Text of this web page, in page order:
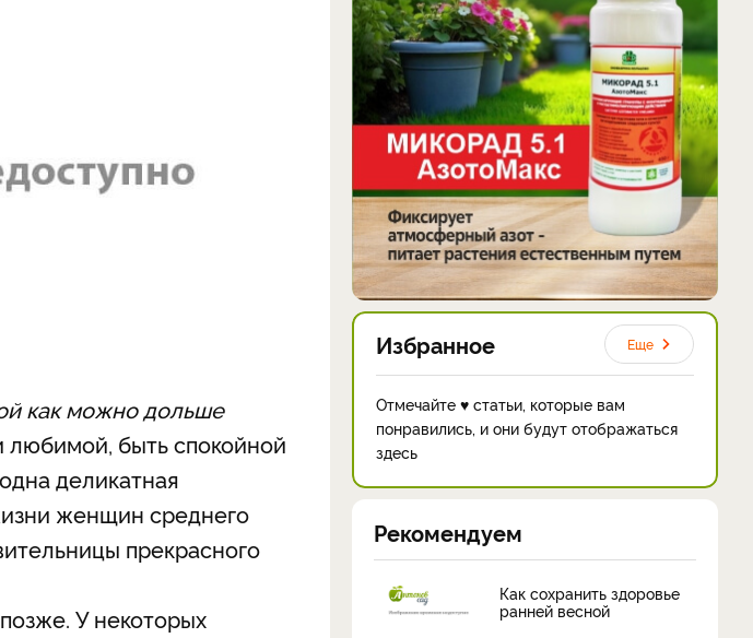
как можно дольше
любимой, быть спокойной
деликатная
женщин среднего
прекрасного
У некоторых
Избранное Еще
Отмечайте ♥ статьи, которые вам
понравились, и они будут отображаться
здесь
Рекомендуем
Как сохранить здоровье
ранней весной